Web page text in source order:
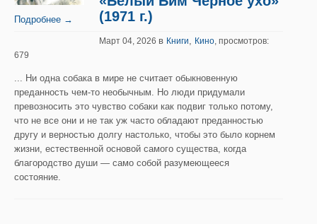
Подробнее →
(1971 г.)
Март 04, 2026 в Книги, Кино, просмотров:
679
... Ни одна собака в мире не считает обыкновенную
преданность чем-то необычным. Но люди придумали
превозносить это чувство собаки как подвиг только потому,
что не все они и не так уж часто обладают преданностью
другу и верностью долгу настолько, чтобы это было корнем
жизни, естественной основой самого существа, когда
благородство души — само собой разумеющееся
состояние.